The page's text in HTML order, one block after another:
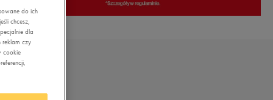
do ich
chcesz,
dla
reklam czy
cookie